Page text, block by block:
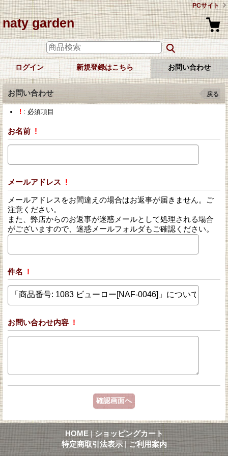
PCサイト
naty garden
ログイン 新規登録はこちら お問い合わせ
お問い合わせ 戻る
! : 必須項目
お名前 !
メールアドレス !
メールアドレスをお間違えの場合はお返事が届きません。ご
注意ください。
また、弊店からのお返事が迷惑メールとして処理される場合
がございますので、迷惑メールフォルダもご確認ください。
件名 !
お問い合わせ内容 !
HOME | ショッピングカート
特定商取引法表示 | ご利用案内